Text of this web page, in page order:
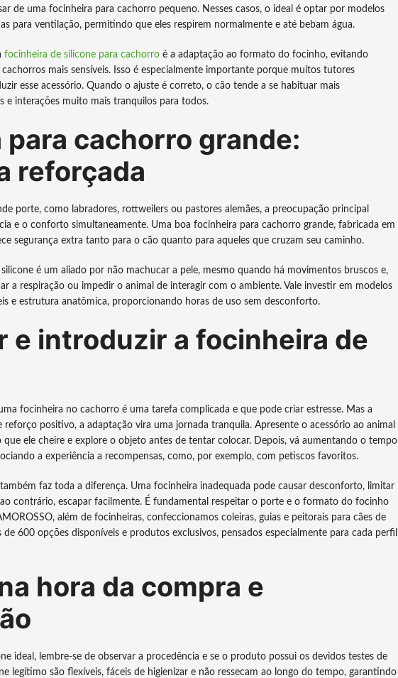
de uma focinheira para cachorro pequeno. Nesses casos, o ideal é optar por modelos
para ventilação, permitindo que eles respirem normalmente e até bebam água.
focinheira de silicone para cachorro é a adaptação ao formato do focinho, evitando
mais sensíveis. Isso é especialmente importante porque muitos tutores
esse acessório. Quando o ajuste é correto, o cão tende a se habituar mais
e interações muito mais tranquilos para todos.
para cachorro grande:
reforçada
porte, como labradores, rottweilers ou pastores alemães, a preocupação principal
e o conforto simultaneamente. Uma boa focinheira para cachorro grande, fabricada em
segurança extra tanto para o cão quanto para aqueles que cruzam seu caminho.
é um aliado por não machucar a pele, mesmo quando há movimentos bruscos e,
a respiração ou impedir o animal de interagir com o ambiente. Vale investir em modelos
e estrutura anatômica, proporcionando horas de uso sem desconforto.
e introduzir a focinheira de
focinheira no cachorro é uma tarefa complicada e que pode criar estresse. Mas a
reforço positivo, a adaptação vira uma jornada tranquila. Apresente o acessório ao animal
ele cheire e explore o objeto antes de tentar colocar. Depois, vá aumentando o tempo
a experiência a recompensas, como, por exemplo, com petiscos favoritos.
faz toda a diferença. Uma focinheira inadequada pode causar desconforto, limitar
contrário, escapar facilmente. É fundamental respeitar o porte e o formato do focinho
além de focinheiras, confeccionamos coleiras, guias e peitorais para cães de
600 opções disponíveis e produtos exclusivos, pensados especialmente para cada perfil
hora da compra e
ideal, lembre-se de observar a procedência e se o produto possui os devidos testes de
legítimo são flexíveis, fáceis de higienizar e não ressecam ao longo do tempo, garantindo